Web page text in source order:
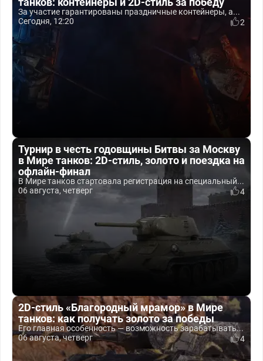
За участие гарантированы праздничные контейнеры, а...
Сегодня, 12:20
2
Турнир в честь годовщины Битвы за Москву
в Мире танков: 2D-стиль, золото и поездка на
офлайн-финал
В Мире танков стартовала регистрация на специальный...
06 августа, четверг
4
2D-стиль «Благородный мрамор» в Мире
танков: как получать золото за победы
Его главная особенность — возможность зарабатывать...
06 августа, четверг
4